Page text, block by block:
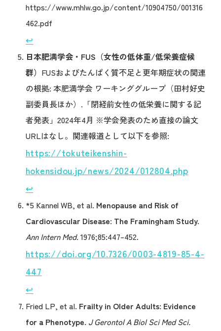
https://www.mhlw.go.jp/content/10904750/001316
462.pdf
↩︎
日本肥満学会・FUS（女性の低体重/低栄養症候
群） FUSおよびたんぱく質不足と更年期症状の関連
の根拠: 本肥満学会 ワーキンググループ（田村好史
副委員長ほか）.「閉経前女性の低栄養に関する記
者発表」2024年4月 ※学会発表のため直接の論文
URLはなし。関連報道として以下を参照:
https://tokuteikenshin-
hokensidou.jp/news/2024/012804.php
↩︎
*5 Kannel WB, et al. Menopause and Risk of
Cardiovascular Disease: The Framingham Study.
Ann Intern Med.1976;85:447–452.
https://doi.org/10.7326/0003-4819-85-4-
447
↩︎
Fried LP, et al. Frailty in Older Adults: Evidence
for a Phenotype. J Gerontol A Biol Sci Med Sci.